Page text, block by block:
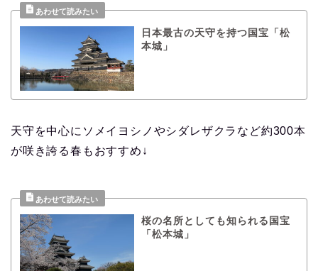
日本最古の天守を持つ国宝「松
本城」
天守を中心にソメイヨシノやシダレザクラなど約300本
が咲き誇る春もおすすめ↓
桜の名所としても知られる国宝
「松本城」